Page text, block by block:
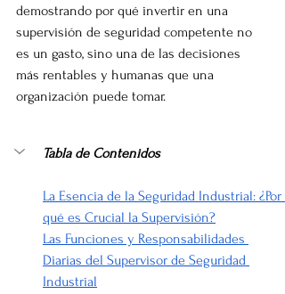
demostrando por qué invertir en una
supervisión de seguridad competente no
es un gasto, sino una de las decisiones
más rentables y humanas que una
organización puede tomar.
Tabla de Contenidos
La Esencia de la Seguridad Industrial: ¿Por
qué es Crucial la Supervisión?
Las Funciones y Responsabilidades
Diarias del Supervisor de Seguridad
Industrial